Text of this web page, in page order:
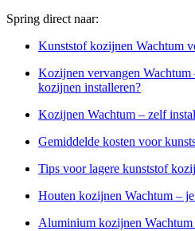
Spring direct naar:
Kunststof kozijnen Wachtum
Kozijnen vervangen Wachtum
kozijnen installeren?
Kozijnen Wachtum – zelf
Gemiddelde kosten voor
Tips voor lagere kunststof
Houten kozijnen Wachtum –
Aluminium kozijnen Wachtum